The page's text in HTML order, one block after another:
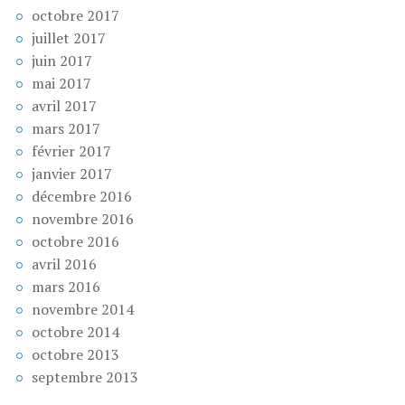
octobre 2017
juillet 2017
juin 2017
mai 2017
avril 2017
mars 2017
février 2017
janvier 2017
décembre 2016
novembre 2016
octobre 2016
avril 2016
mars 2016
novembre 2014
octobre 2014
octobre 2013
septembre 2013